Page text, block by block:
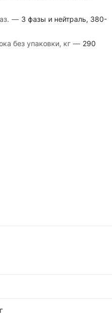
— 3 фазы и нейтраль, 380-
без упаковки, кг — 290